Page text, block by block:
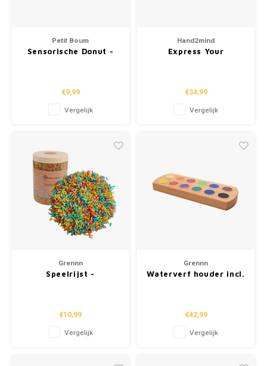
Petit Boum
Sensorische Donut -
€9,99
Vergelijk
Hand2mind
Express Your
€34,99
Vergelijk
Grennn
Speelrijst -
€10,99
Vergelijk
Grennn
Waterverf houder incl.
€42,99
Vergelijk